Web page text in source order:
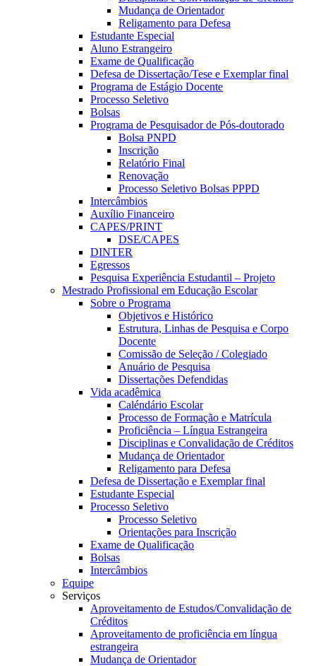
Mudança de Orientador
Religamento para Defesa
Estudante Especial
Aluno Estrangeiro
Exame de Qualificação
Defesa de Dissertação/Tese e Exemplar final
Programa de Estágio Docente
Processo Seletivo
Bolsas
Programa de Pesquisador de Pós-doutorado
Bolsa PNPD
Inscrição
Relatório Final
Renovação
Processo Seletivo Bolsas PPPD
Intercâmbios
Auxílio Financeiro
CAPES/PRINT
DSE/CAPES
DINTER
Egressos
Pesquisa Experiência Estudantil – Projeto
Mestrado Profissional em Educação Escolar
Sobre o Programa
Objetivos e Histórico
Estrutura, Linhas de Pesquisa e Corpo
Docente
Comissão de Seleção / Colegiado
Anuário de Pesquisa
Dissertações Defendidas
Vida acadêmica
Caléndário Escolar
Processo de Formação e Matrícula
Proficiência – Língua Estrangeira
Disciplinas e Convalidação de Créditos
Mudança de Orientador
Religamento para Defesa
Defesa de Dissertação e Exemplar final
Estudante Especial
Processo Seletivo
Processo Seletivo
Orientações para Inscrição
Exame de Qualificação
Bolsas
Intercâmbios
Equipe
Serviços
Aproveitamento de Estudos/Convalidação de
Créditos
Aproveitamento de proficiência em língua
estrangeira
Mudança de Orientador